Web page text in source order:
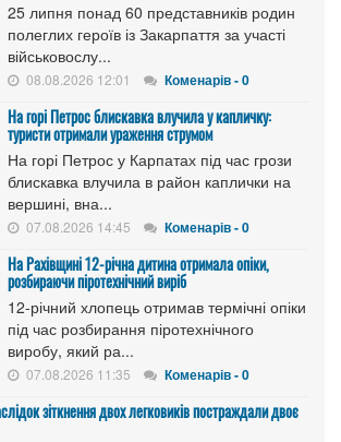
25 липня понад 60 представників родин
полеглих героїв із Закарпаття за участі
військовослу...
08.08.2026 12:01 Коменарів - 0
На горі Петрос блискавка влучила у капличку:
туристи отримали ураження струмом
На горі Петрос у Карпатах під час грози
блискавка влучила в район каплички на
вершині, вна...
07.08.2026 14:45 Коменарів - 0
На Рахівщині 12-річна дитина отримала опіки,
розбираючи піротехнічний виріб
12-річний хлопець отримав термічні опіки
під час розбирання піротехнічного
виробу, який ра...
07.08.2026 11:35 Коменарів - 0
зіткнення двох легковиків постраждали двоє